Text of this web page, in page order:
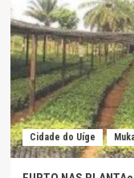
Cidade do Uíge